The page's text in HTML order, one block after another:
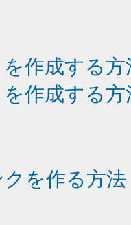
作成する方
作成する方
を作る方法